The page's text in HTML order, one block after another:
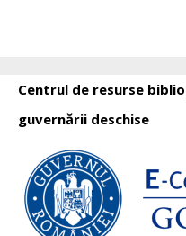
Centrul de resurse
guvernării deschise